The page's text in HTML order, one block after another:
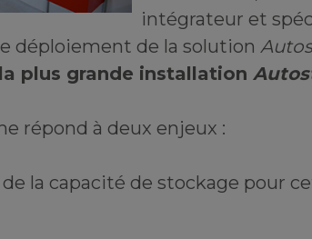
intégrateur et
déploiement de la solution
la plus grande installation
répond à deux enjeux :
la capacité de stockage pour